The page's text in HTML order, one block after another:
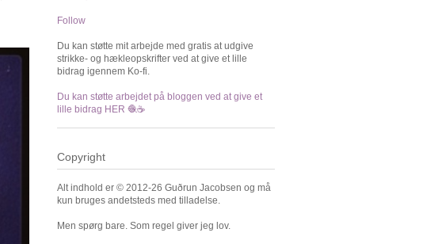
Follow
Du kan støtte mit arbejde med gratis at udgive
strikke- og hækleopskrifter ved at give et lille
bidrag igennem Ko-fi.
Du kan støtte arbejdet på bloggen ved at give et
lille bidrag HER 🧶☕️
Copyright
Alt indhold er © 2012-26 Guðrun Jacobsen og må
kun bruges andetsteds med tilladelse.
Men spørg bare. Som regel giver jeg lov.